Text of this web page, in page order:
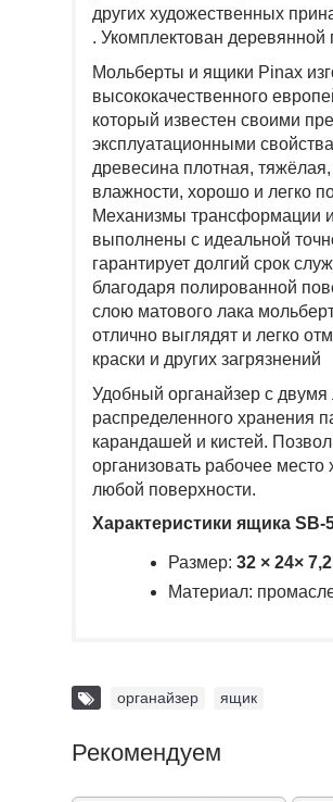
других художественных
. Укомплектован деревянной
Мольберты и ящики Pinax
высококачественного
который известен своими
эксплуатационными
древесина плотная, тяжёлая,
влажности, хорошо и легко
Механизмы трансформации
выполнены с идеальной
гарантирует долгий срок
благодаря полированной
слою матового лака
отлично выглядят и легко
краски и других загрязнений
Удобный органайзер с двумя
распределенного хранения
карандашей и кистей.
организовать рабочее место
любой поверхности.
Характеристики ящика SB-
Размер: 32 × 24×
Материал:
органайзер ящик
Рекомендуем